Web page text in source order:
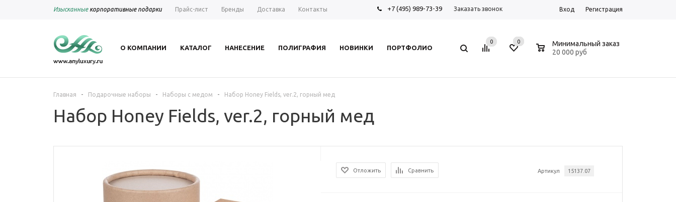
Изысканныекорпоративные подарки Прайс-лист Бренды Доставка Контакты +7 (495) 989-73-39 Заказать звонок Вход Регистрация
О КОМПАНИИ КАТАЛОГ НАНЕСЕНИЕ ПОЛИГРАФИЯ НОВИНКИ ПОРТФОЛИО
0 0
Минимальный заказ
20 000 руб
Главная - Подарочные наборы - Наборы с медом - Набор Honey Fields, ver.2, горный мед
Набор Honey Fields, ver.2, горный мед
Артикул 15137.07
Отложить Сравнить